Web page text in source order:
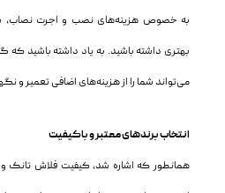
به خصوص هزینه‌های نصب و اجرت نصاب،
بهتری داشته باشید. به یاد داشته باشید که
می‌تواند شما را از هزینه‌های اضافی تعمیر و
انتخاب برندهای معتبر و باکیفیت
همانطور که اشاره شد، کیفیت فلاش تانک